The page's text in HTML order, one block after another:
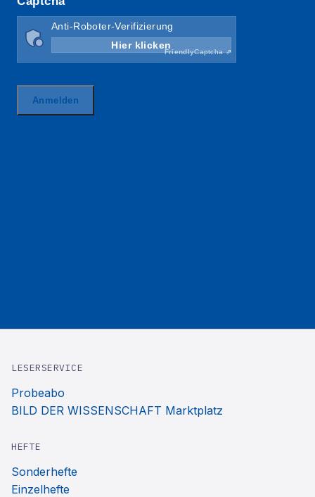
LESERSERVICE
Probeabo
BILD DER WISSENSCHAFT Marktplatz
HEFTE
Sonderhefte
Einzelhefte